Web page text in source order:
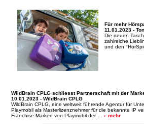
Für mehr
11.01.2023 -
Die neuen
zahlreiche
und den
WildBrain CPLG schliesst Partnerschaft mit der
10.01.2023 - WildBrain CPLG
WildBrain CPLG, eine weltweit führende Agentur für
Playmobil als Masterlizenznehmer für die bekannte IP
Franchise-Marken von Playmobil der …
mehr